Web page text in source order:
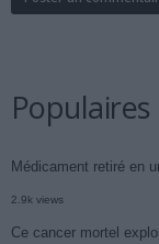
Populaires
Médicament retiré en
2.9k views
Ce cancer mortel